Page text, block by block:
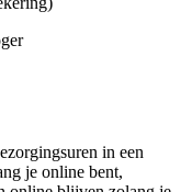
in een
je online bent,